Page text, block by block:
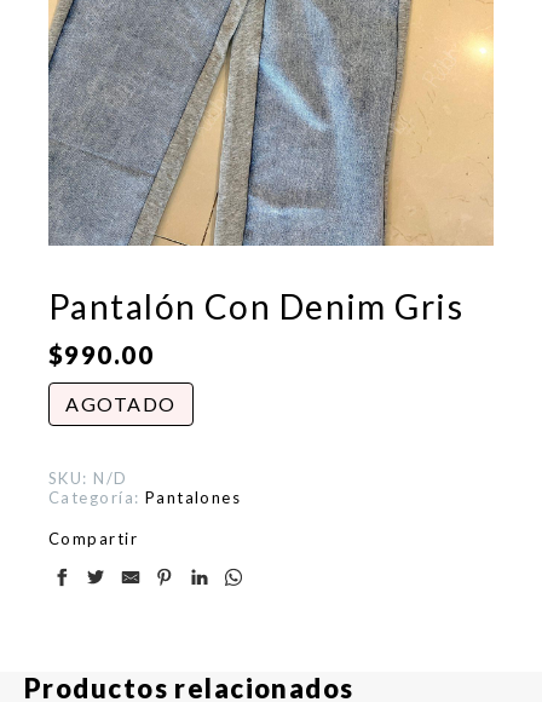
Pantalón Con Denim Gris
$990.00
AGOTADO
SKU: N/D
Categoría: Pantalones
Compartir
Productos relacionados